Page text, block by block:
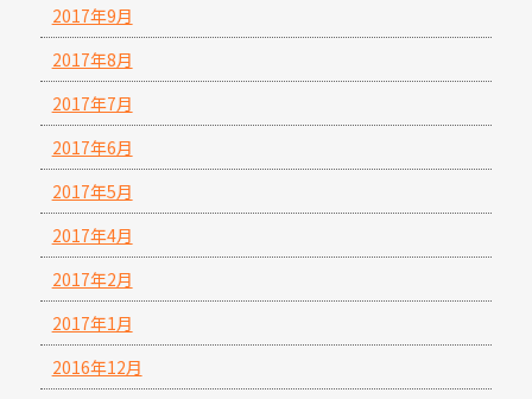
2017年9月
2017年8月
2017年7月
2017年6月
2017年5月
2017年4月
2017年2月
2017年1月
2016年12月